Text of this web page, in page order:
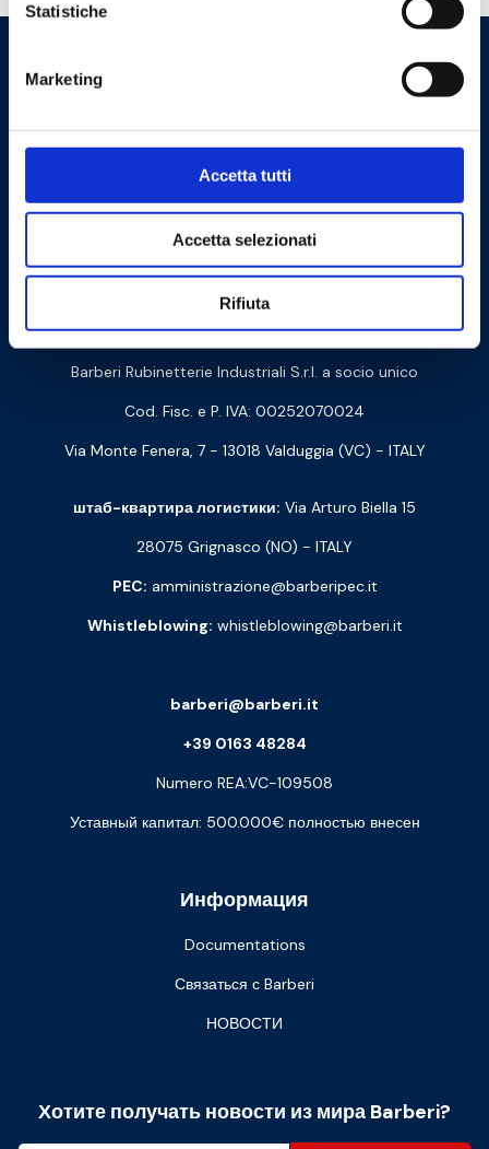
Statistiche
Marketing
Accetta tutti
Accetta selezionati
Rifiuta
Cookie Policy Privacy Policy
Связаться с нами
Barberi Rubinetterie Industriali S.r.l. a socio unico
Cod. Fisc. e P. IVA: 00252070024
Via Monte Fenera, 7 - 13018 Valduggia (VC) - ITALY
штаб-квартира логистики: Via Arturo Biella 15
28075 Grignasco (NO) - ITALY
PEC: amministrazione@barberipec.it
Whistleblowing: whistleblowing@barberi.it
Информация
Documentations
Связаться с Barberi
НОВОСТИ
barberi@barberi.it
+39 0163 48284
Numero REA:VC-109508
Уставный капитал: 500.000€ полностью внесен
Хотите получать новости из мира Barberi?